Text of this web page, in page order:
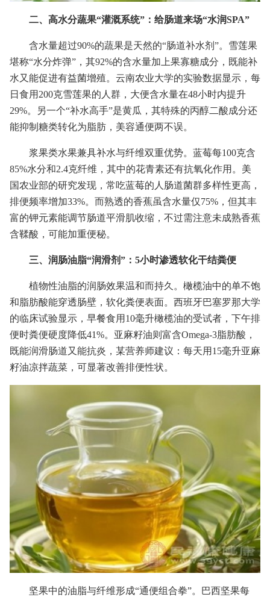
二、高水分蔬果“灌溉系统”：给肠道来场“水润SPA”
含水量超过90%的蔬果是天然的“肠道补水剂”。雪莲果
堪称“水分炸弹”，其92%的含水量加上果寡糖成分，既能补
水又能促进有益菌增殖。云南农业大学的实验数据显示，每
日食用200克雪莲果的人群，大便含水量在48小时内提升
29%。另一个“补水高手”是黄瓜，其特殊的丙醇二酸成分还
能抑制糖类转化为脂肪，美容通便两不误。
浆果类水果兼具补水与纤维双重优势。蓝莓每100克含
85%水分和2.4克纤维，其中的花青素还有抗氧化作用。美
国农业部的研究发现，常吃蓝莓的人肠道菌群多样性更高，
排便频率增加33%。而熟透的香蕉虽含水量仅75%，但其丰
富的钾元素能调节肠道平滑肌收缩，不过需注意未成熟香蕉
含鞣酸，可能加重便秘。
三、润肠油脂“润滑剂”：5小时渗透软化干结粪便
植物性油脂的润肠效果温和而持久。橄榄油中的单不饱
和脂肪酸能穿透肠壁，软化粪便表面。西班牙巴塞罗那大学
的临床试验显示，早餐食用10毫升橄榄油的受试者，下午排
便时粪便硬度降低41%。亚麻籽油则富含Omega-3脂肪酸，
既能润滑肠道又能抗炎，某营养师建议：每天用15毫升亚麻
籽油凉拌蔬菜，可显著改善排便性状。
坚果中的油脂与纤维形成“通便组合拳”。巴西坚果每